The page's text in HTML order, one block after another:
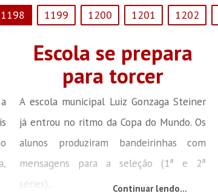
1198 1199 1200 1201 1202
Escola se prepara
para torcer
A escola municipal Luiz Gonzaga Steiner
já entrou no ritmo da Copa do Mundo. Os
alunos produziram bandeirinhas com
mensagens para a seleção (1ª e 2ª
séries),...
Continuar lendo...